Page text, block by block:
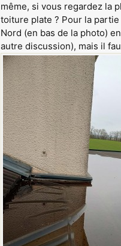
même, si vous regardez la
toiture plate ? Pour la
Nord (en bas de la photo)
autre discussion), mais il